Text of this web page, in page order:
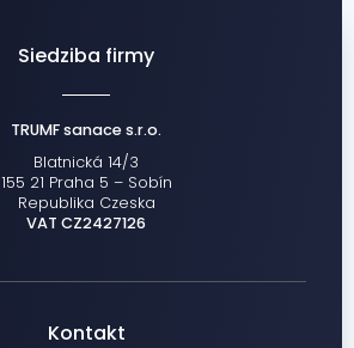
Siedziba firmy
TRUMF sanace s.r.o.
Blatnická 14/3
155 21 Praha 5 – Sobín
Republika Czeska
VAT CZ2427126
Kontakt